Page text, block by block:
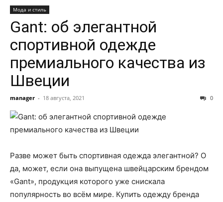
Мода и стиль
Gant: об элегантной
спортивной одежде
премиального качества из
Швеции
manager - 18 августа, 2021 0
Разве может быть спортивная одежда элегантной? О
да, может, если она выпущена швейцарским брендом
«Gant», продукция которого уже снискала
популярность во всём мире. Купить одежду бренда